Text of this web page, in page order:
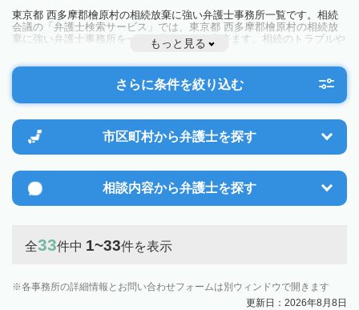
東京都 西多摩郡檜原村の相続放棄に強い弁護士事務所一覧です。相続
会議の「弁護士検索サービス」では、東京都 西多摩郡檜原村の相続放
棄に強い弁護士事務所を一覧で見ることが出来ます。相続のトラブルや
お悩みを抱えている方は一度近隣の弁護士に相談してみましょう。
もっと見る
さらに条件を絞り込む
市区町村から弁護士を探す
相談内容から弁護士を探す
全33件中 1~33件を表示
各事務所の詳細情報とお問い合わせフォームは別ウィンドウで開きます
更新日：2026年8月8日